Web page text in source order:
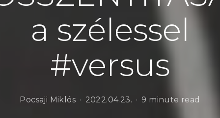
a szélessel
#versus
Pocsaji Miklós 2022.04.23. 9 minute read